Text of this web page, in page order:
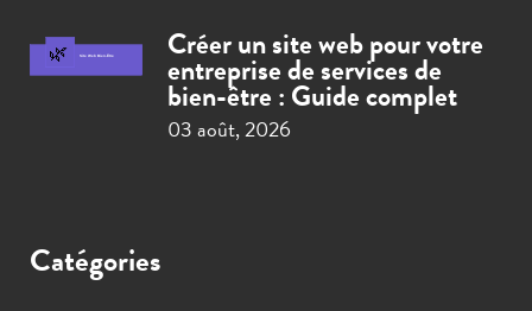
Créer un site web pour votre
entreprise de services de
bien-être : Guide complet
03 août, 2026
Catégories